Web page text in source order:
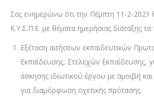
Σας ενημερώνω ότι την Πέμπτη 11-2-2021
Κ.Υ.Σ.Π.Ε. με θέματα ημερήσιας διάταξης
Εξέταση αιτήσεων εκπαιδευτικών
Εκπαίδευσης, Στελεχών Εκπαίδευσης,
άσκησης ιδιωτικού έργου με αμοιβή
για διαμόρφωση σχετικής πρότασης.